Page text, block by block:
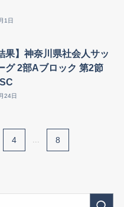
1日
果】神奈川県社会人サッ
グ 2部Aブロック 第2節
24日
4 ... 8